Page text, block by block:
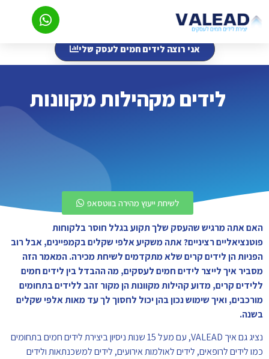
אני רוצה לידים חמים לעסק שלי
לידים מקהילות מקוונות
לשיחת ייעוץ מהירה בווטסאפ
האם אתה מרגיש שהעסק שלך תקוע בגלל חוסר בלקוחות
פוטנציאליים רציניים? אתה משקיע אלפי שקלים בקמפיינים, אבל רוב
הפניות הן לידים קרים שלא מתקדמים לשיחת מכירה. המאמר הזה
מסביר איך לייצר לידים חמים לעסקים, מה ההבדל בין לידים חמים
ללידים קרים, מדוע קהילות מקוונות הן מקור זהב ללידים בתחומים
מורכבים, ואיך שימוש נכון בהן יכול לחסוך לך עד מאות אלפי שקלים
בשנה.
נציג גם איך VALEAD, עם מעל 15 שנות ניסיון ביצירת לידים חמים בתחומים
כמו לידים לרופאים, לידים לאולמות אירועים, לידים למשכנתאות ולידים